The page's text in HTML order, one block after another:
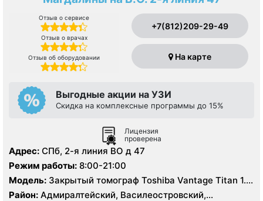
Отзыв о сервисе
Отзыв о врачах
Отзыв об оборудовании
+7(812)209-29-49
На карте
Выгодные акции на УЗИ
Скидка на комплексные программы до 15%
Лицензия
проверена
Адрес: СПб, 2-я линия ВО д 47
Режим работы: 8:00-21:00
Модель: Закрытый томограф Toshiba Vantage Titan 1.5
Тесла, КТ Siemens Somatom Emotion 16 срезов
Район: Адмиралтейский, Василеостровский,